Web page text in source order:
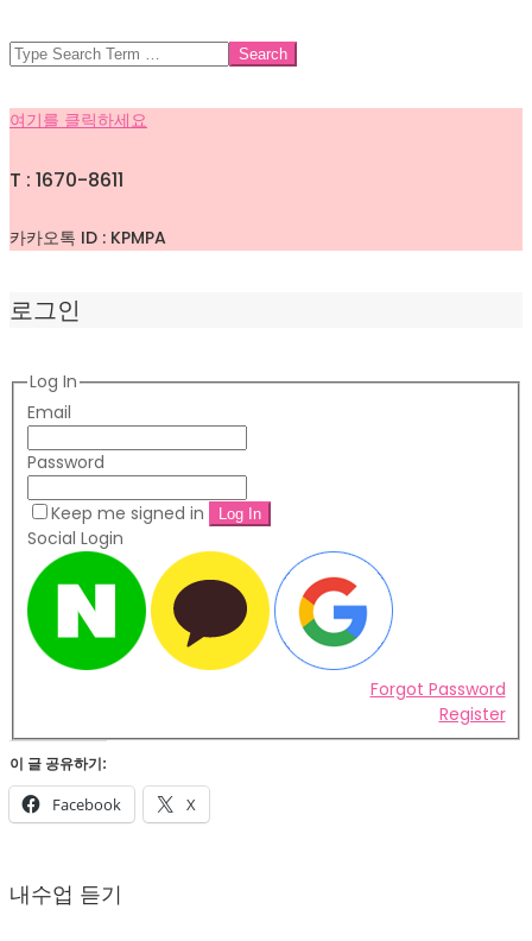
SEARCH
여기를 클릭하세요
T : 1670-8611
카카오톡 ID : KPMPA
로그인
Log In
Email
Password
Keep me signed in
Social Login
Forgot Password
Register
이 글 공유하기:
Facebook X
02-
내수업 듣기